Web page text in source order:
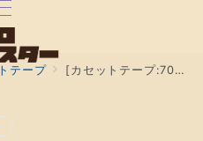
テープ [カセットテープ:70年代アイドル] 南沙織 人恋しくて ひとねむり 未開封 を買い取りました